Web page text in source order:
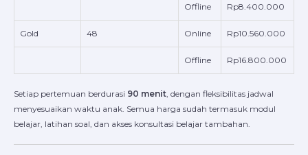
Offline Rp8.400.000
Gold 48 Online Rp10.560.000
Offline Rp16.800.000
Setiap pertemuan berdurasi 90 menit , dengan fleksibilitas jadwal
menyesuaikan waktu anak. Semua harga sudah termasuk modul
belajar, latihan soal, dan akses konsultasi belajar tambahan.